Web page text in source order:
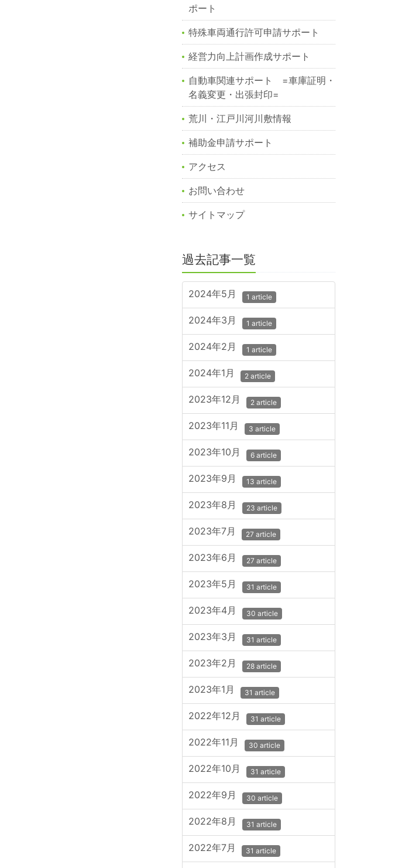
ポート
特殊車両通行許可申請サポート
経営力向上計画作成サポート
自動車関連サポート =車庫証明・
名義変更・出張封印=
荒川・江戸川河川敷情報
補助金申請サポート
アクセス
お問い合わせ
サイトマップ
過去記事一覧
2024年5月 1 article
2024年3月 1 article
2024年2月 1 article
2024年1月 2 article
2023年12月 2 article
2023年11月 3 article
2023年10月 6 article
2023年9月 13 article
2023年8月 23 article
2023年7月 27 article
2023年6月 27 article
2023年5月 31 article
2023年4月 30 article
2023年3月 31 article
2023年2月 28 article
2023年1月 31 article
2022年12月 31 article
2022年11月 30 article
2022年10月 31 article
2022年9月 30 article
2022年8月 31 article
2022年7月 31 article